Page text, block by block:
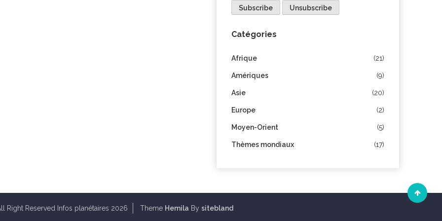
Catégories
Afrique (21)
Amériques (9)
Asie (20)
Europe (2)
Moyen-Orient (5)
Thèmes mondiaux (17)
Right Reserved Infos planétaires 2026 Theme Hemila By sitebland